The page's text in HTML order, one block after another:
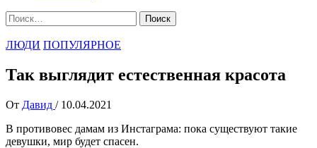
Найти:
ЛЮДИ ПОПУЛЯРНОЕ
Так выглядит естественная красота
От Давид / 10.04.2021
В противовес дамам из Инстаграма: пока существуют такие
девушки, мир будет спасен.